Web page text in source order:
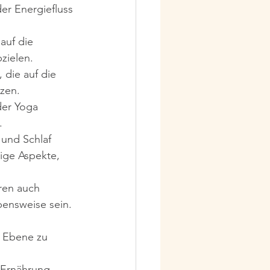
Energiefluss
die
die auf die
Yoga
Schlaf
Aspekte,
auch
sein.
zu